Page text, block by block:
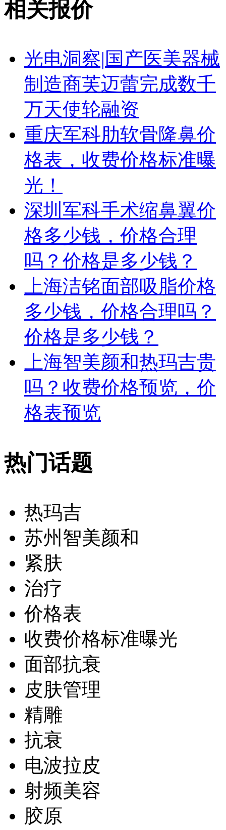
相关报价
光电洞察|国产医美器械
制造商芙迈蕾完成数千
万天使轮融资
重庆军科肋软骨隆鼻价
格表，收费价格标准曝
光！
深圳军科手术缩鼻翼价
格多少钱，价格合理
吗？价格是多少钱？
上海洁铭面部吸脂价格
多少钱，价格合理吗？
价格是多少钱？
上海智美颜和热玛吉贵
吗？收费价格预览，价
格表预览
热门话题
热玛吉
苏州智美颜和
紧肤
治疗
价格表
收费价格标准曝光
面部抗衰
皮肤管理
精雕
抗衰
电波拉皮
射频美容
胶原